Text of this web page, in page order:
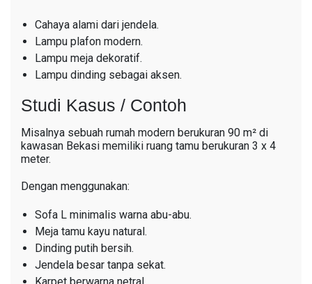
Cahaya alami dari jendela.
Lampu plafon modern.
Lampu meja dekoratif.
Lampu dinding sebagai aksen.
Studi Kasus / Contoh
Misalnya sebuah rumah modern berukuran 90 m² di
kawasan Bekasi memiliki ruang tamu berukuran 3 x 4
meter.
Dengan menggunakan:
Sofa L minimalis warna abu-abu.
Meja tamu kayu natural.
Dinding putih bersih.
Jendela besar tanpa sekat.